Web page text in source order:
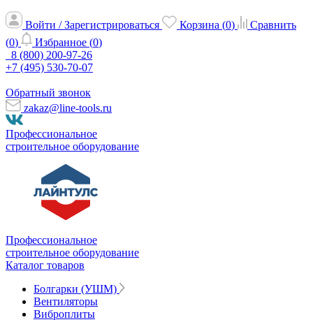
Войти / Зарегистрироваться Корзина (0)
Сравнить
(0) Избранное (0)
8 (800) 200-97-26
+7 (495) 530-70-07
Обратный звонок
zakaz@line-tools.ru
Профессиональное
строительное оборудование
Профессиональное
строительное оборудование
Каталог товаров
Болгарки (УШМ)
Вентиляторы
Виброплиты